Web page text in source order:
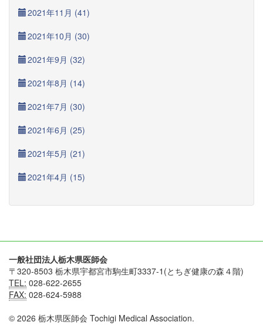
2021年11月 (41)
2021年10月 (30)
2021年9月 (32)
2021年8月 (14)
2021年7月 (30)
2021年6月 (25)
2021年5月 (21)
2021年4月 (15)
一般社団法人栃木県医師会
〒320-8503 栃木県宇都宮市駒生町3337-1(とちぎ健康の森４階)
TEL: 028-622-2655
FAX: 028-624-5988
© 2026 栃木県医師会 Tochigi Medical Association.